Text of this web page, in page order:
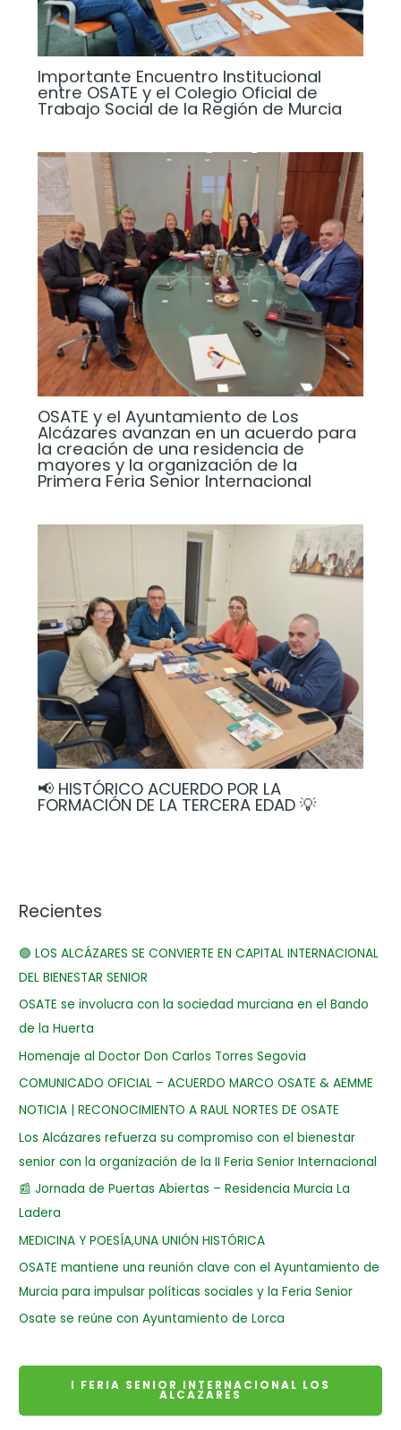
Importante Encuentro Institucional
entre OSATE y el Colegio Oficial de
Trabajo Social de la Región de Murcia
OSATE y el Ayuntamiento de Los
Alcázares avanzan en un acuerdo para
la creación de una residencia de
mayores y la organización de la
Primera Feria Senior Internacional
📢 HISTÓRICO ACUERDO POR LA
FORMACIÓN DE LA TERCERA EDAD 💡
Recientes
🟢 LOS ALCÁZARES SE CONVIERTE EN CAPITAL INTERNACIONAL
DEL BIENESTAR SENIOR
OSATE se involucra con la sociedad murciana en el Bando
de la Huerta
Homenaje al Doctor Don Carlos Torres Segovia
COMUNICADO OFICIAL – ACUERDO MARCO OSATE & AEMME
NOTICIA | RECONOCIMIENTO A RAUL NORTES DE OSATE
Los Alcázares refuerza su compromiso con el bienestar
senior con la organización de la II Feria Senior Internacional
📰 Jornada de Puertas Abiertas – Residencia Murcia La
Ladera
MEDICINA Y POESÍA,UNA UNIÓN HISTÓRICA
OSATE mantiene una reunión clave con el Ayuntamiento de
Murcia para impulsar políticas sociales y la Feria Senior
Osate se reúne con Ayuntamiento de Lorca
I FERIA SENIOR INTERNACIONAL LOS
ALCAZARES